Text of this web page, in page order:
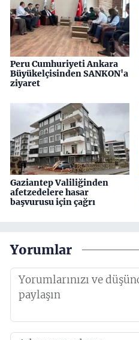
Peru Cumhuriyeti Ankara
Büyükelçisinden SANKON'a
ziyaret
Gaziantep Valiliğinden
afetzedelere hasar
başvurusu için çağrı
Yorumlar